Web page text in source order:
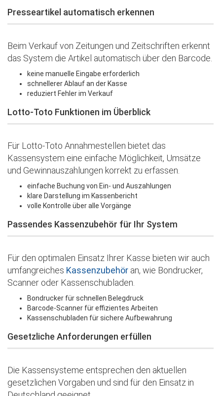
Presseartikel automatisch erkennen
Beim Verkauf von Zeitungen und Zeitschriften erkennt
das System die Artikel automatisch über den Barcode.
keine manuelle Eingabe erforderlich
schnellerer Ablauf an der Kasse
reduziert Fehler im Verkauf
Lotto-Toto Funktionen im Überblick
Für Lotto-Toto Annahmestellen bietet das
Kassensystem eine einfache Möglichkeit, Umsätze
und Gewinnauszahlungen korrekt zu erfassen.
einfache Buchung von Ein- und Auszahlungen
klare Darstellung im Kassenbericht
volle Kontrolle über alle Vorgänge
Passendes Kassenzubehör für Ihr System
Für den optimalen Einsatz Ihrer Kasse bieten wir auch
umfangreiches Kassenzubehör an, wie Bondrucker,
Scanner oder Kassenschubladen.
Bondrucker für schnellen Belegdruck
Barcode-Scanner für effizientes Arbeiten
Kassenschubladen für sichere Aufbewahrung
Gesetzliche Anforderungen erfüllen
Die Kassensysteme entsprechen den aktuellen
gesetzlichen Vorgaben und sind für den Einsatz in